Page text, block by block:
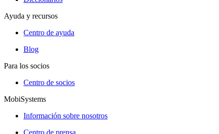
Ayuda y recursos
Centro de ayuda
Blog
Para los socios
Centro de socios
MobiSystems
Información sobre nosotros
Centro de prensa